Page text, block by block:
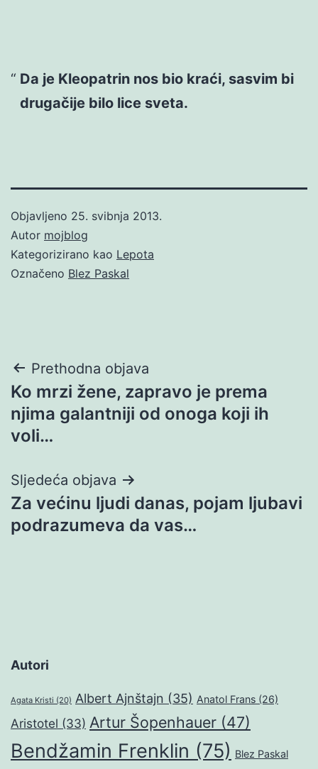
Da je Kleopatrin nos bio kraći, sasvim bi
drugačije bilo lice sveta.
Objavljeno 25. svibnja 2013.
Autor mojblog
Kategorizirano kao Lepota
Označeno Blez Paskal
Navigacija
objava
Prethodna objava
Ko mrzi žene, zapravo je prema
njima galantniji od onoga koji ih
voli…
Sljedeća objava
Za većinu ljudi danas, pojam ljubavi
podrazumeva da vas…
Autori
Agata Kristi (20) Albert Ajnštajn (35) Anatol Frans (26)
Aristotel (33) Artur Šopenhauer (47)
Bendžamin Frenklin (75) Blez Paskal